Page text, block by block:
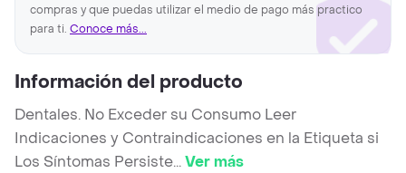
compras y que puedas utilizar el medio de pago más practico
para ti. Conoce más...
Información del producto
Dentales. No Exceder su Consumo Leer
Indicaciones y Contraindicaciones en la Etiqueta si
Los Síntomas Persiste...Ver más